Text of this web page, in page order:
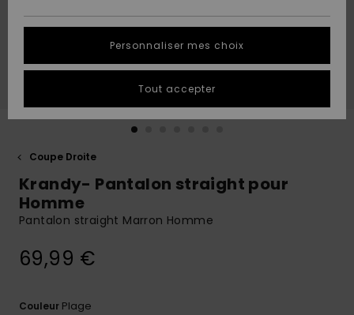
A
Découvrir
A
Découvrir
tailles
conversation
plus rapide
QUIKSILVER
Coupe Droite
Krandy- Pantalon straight pour
Homme
Pantalon straight Marron Homme
69,99 €
Couleur Plage
Personnaliser mes choix
Tout accepter